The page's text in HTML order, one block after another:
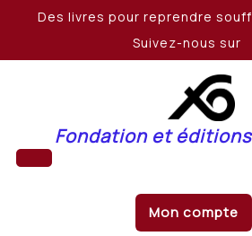
Des livres pour reprendre
Suivez-nous sur
Fondation et
Mon compte